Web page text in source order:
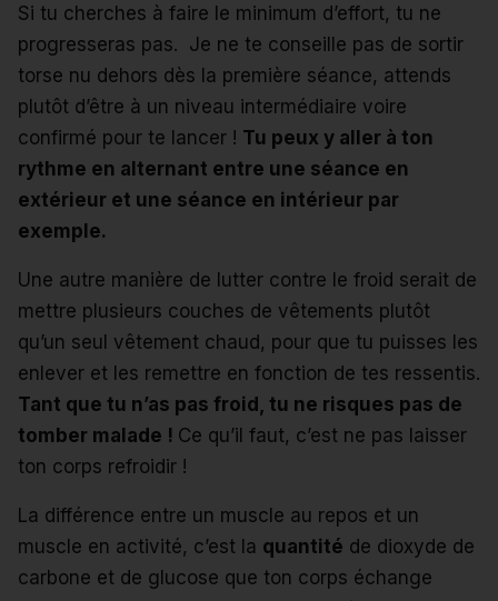
Si tu cherches à faire le minimum d’effort, tu ne
progresseras pas. Je ne te conseille pas de sortir
torse nu dehors dès la première séance, attends
plutôt d’être à un niveau intermédiaire voire
confirmé pour te lancer ! Tu peux y aller à ton
rythme en alternant entre une séance en
extérieur et une séance en intérieur par
exemple.
Une autre manière de lutter contre le froid serait de
mettre plusieurs couches de vêtements plutôt
qu’un seul vêtement chaud, pour que tu puisses les
enlever et les remettre en fonction de tes ressentis.
Tant que tu n’as pas froid, tu ne risques pas de
tomber malade ! Ce qu’il faut, c’est ne pas laisser
ton corps refroidir !
La différence entre un muscle au repos et un
muscle en activité, c’est la quantité de dioxyde de
carbone et de glucose que ton corps échange